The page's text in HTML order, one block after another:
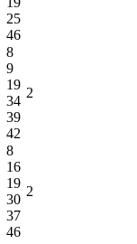
25
46
8
9
19
34
39
42
2
8
16
19
30
37
46
2